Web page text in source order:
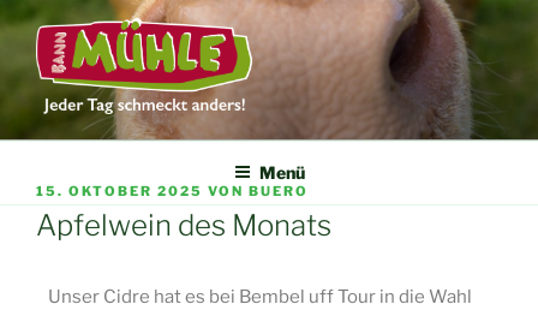
DIE BANNMÜHLE
Jeder Tag schmeckt anders
Menü
15. OKTOBER 2025 VON BUERO
Apfelwein des Monats
Unser Cidre hat es bei Bembel uff Tour in die Wahl